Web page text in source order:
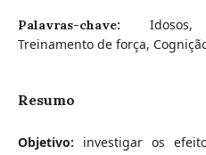
Palavras-chave:
Treinamento de força,
Resumo
Objetivo: investigar os